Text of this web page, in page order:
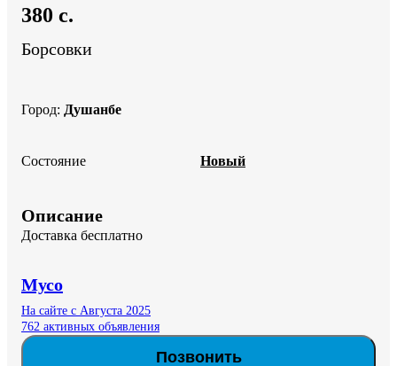
380 c.
Борсовки
Город: Душанбе
Состояние Новый
Описание
Доставка бесплатно
Мусо
На сайте с Августа 2025
762 активных объявления
Позвонить